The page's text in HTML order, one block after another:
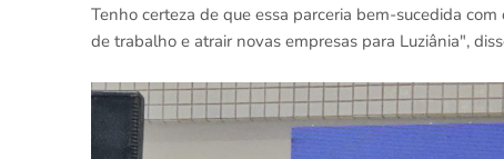
Tenho certeza de que essa parceria bem-sucedida
de trabalho e atrair novas empresas para Luziânia",